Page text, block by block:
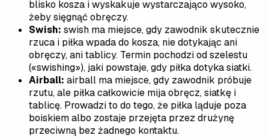
blisko kosza i wyskakuje wystarczająco wysoko,
żeby sięgnąć obręczy.
Swish: swish ma miejsce, gdy zawodnik skutecznie
rzuca i piłka wpada do kosza, nie dotykając ani
obręczy, ani tablicy. Termin pochodzi od szelestu
(«swishing»), jaki powstaje, gdy piłka dotyka siatki.
Airball: airball ma miejsce, gdy zawodnik próbuje
rzutu, ale piłka całkowicie mija obręcz, siatkę i
tablicę. Prowadzi to do tego, że piłka ląduje poza
boiskiem albo zostaje przejęta przez drużynę
przeciwną bez żadnego kontaktu.